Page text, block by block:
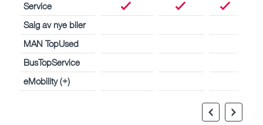
Service
Salg av nye biler
MAN TopUsed
BusTopService
eMobility (+)